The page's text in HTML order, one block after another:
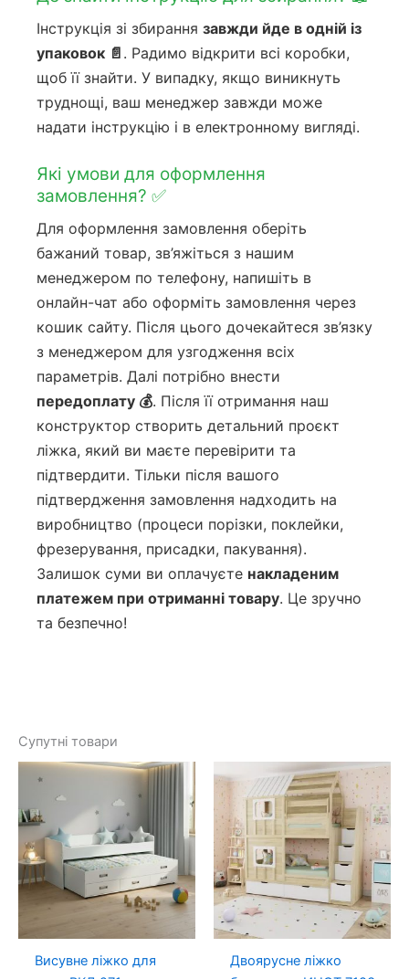
Інструкція зі збирання завжди йде в одній із
упаковок 📄 . Радимо відкрити всі коробки,
щоб її знайти. У випадку, якщо виникнуть
труднощі, ваш менеджер завжди може
надати інструкцію і в електронному вигляді.
Які умови для оформлення
замовлення? ✅
Для оформлення замовлення оберіть
бажаний товар, зв’яжіться з нашим
менеджером по телефону, напишіть в
онлайн-чат або оформіть замовлення через
кошик сайту. Після цього дочекайтеся зв’язку
з менеджером для узгодження всіх
параметрів. Далі потрібно внести
передоплату 💰. Після її отримання наш
конструктор створить детальний проєкт
ліжка, який ви маєте перевірити та
підтвердити. Тільки після вашого
підтвердження замовлення надходить на
виробництво (процеси порізки, поклейки,
фрезерування, присадки, пакування).
Залишок суми ви оплачуєте накладеним
платежем при отриманні товару. Це зручно
та безпечно!
Супутні товари
Висувне ліжко для
Двоярусне ліжко